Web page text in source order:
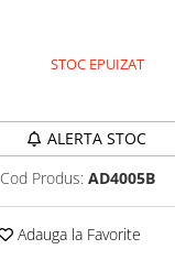
STOC EPUIZAT
ALERTA STOC
Cod Produs: AD4005B
Adauga la Favorite